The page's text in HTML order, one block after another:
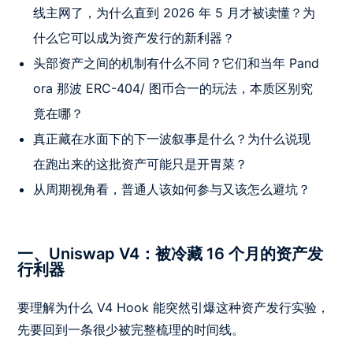
线主网了，为什么直到 2026 年 5 月才被读懂？为
什么它可以成为资产发行的新利器？
头部资产之间的机制有什么不同？它们和当年 Pand
ora 那波 ERC-404/ 图币合一的玩法，本质区别究
竟在哪？
真正藏在水面下的下一波叙事是什么？为什么说现
在跑出来的这批资产可能只是开胃菜？
从周期视角看，普通人该如何参与又该怎么避坑？
一、Uniswap V4：被冷藏 16 个月的资产发
行利器
要理解为什么 V4 Hook 能突然引爆这种资产发行实验，
先要回到一条很少被完整梳理的时间线。